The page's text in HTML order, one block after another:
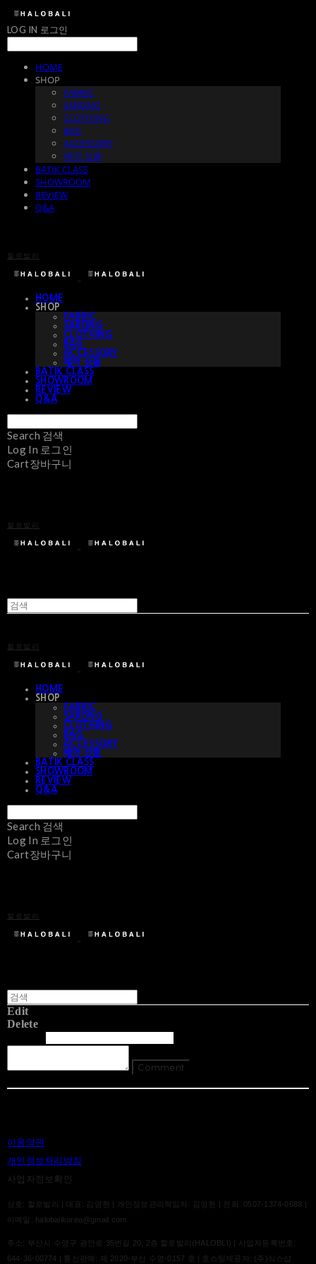
LOG IN 로그인
HOME
SHOP
FABRIC
SARONG
CLOTHING
BAG
ACCESSORY
예약 상품
BATIK CLASS
SHOWROOM
REVIEW
Q&A
할로발리
HOME
SHOP
FABRIC
SARONG
CLOTHING
BAG
ACCESSORY
예약 상품
BATIK CLASS
SHOWROOM
REVIEW
Q&A
Search 검색
Log In 로그인
Cart장바구니
할로발리
할로발리
HOME
SHOP
FABRIC
SARONG
CLOTHING
BAG
ACCESSORY
예약 상품
BATIK CLASS
SHOWROOM
REVIEW
Q&A
Search 검색
Log In 로그인
Cart장바구니
할로발리
Edit
Delete
Comment
이용약관
개인정보처리방침
사업자정보확인
상호: 할로발리 | 대표: 김영현 | 개인정보관리책임자: 김영현 | 전화: 0507-1374-0688 |
이메일: halobalikorea@gmail.com
주소: 부산시 수영구 광안로 35번길 20, 2층 할로발리(HALOBLI) | 사업자등록번호:
644-36-00774 | 통신판매: 제 2020-부산 수영-0157 호 | 호스팅제공자: (주)식스샵